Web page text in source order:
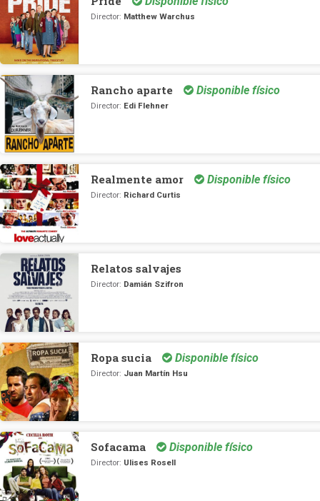
Director: Matthew Warchus
Rancho aparte Disponible físico
Director: Edi Flehner
Realmente amor Disponible físico
Director: Richard Curtis
Relatos salvajes
Director: Damián Szifron
Ropa sucia Disponible físico
Director: Juan Martín Hsu
Sofacama Disponible físico
Director: Ulises Rosell